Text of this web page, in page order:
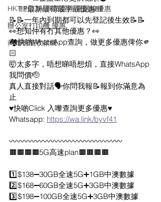
HKT PCCW 商業寬頻 電話線優惠
辦公室打印機 優惠
商鋪智能收款機
     ‼️‼️最新最荀最平最優惠‼️‼️
📝📝一年內到期都可以先登記後生效📝📝
👀想知仲有冇其他優惠？👀
🏘️快啲WhatsApp查詢，做更多優惠俾你🫵
🏻
🤯太多字，唔想睇唔想煩，直接WhatsApp
我問價🫡
真人直接對話🗣️你問我報📝報到你滿意為
止
♥️快啲Click 入嚟查詢更多優惠♥️
Whatsapp: https://wa.link/byvf41
〰️〰️〰️〰️〰️〰️〰️〰️〰️〰️〰️〰️〰️〰️〰️
🟧🟧🟧🟧5G高速plan🟧🟧🟧🟧
1️⃣$138➖30GB全速5G➕1GB中澳數據
2️⃣$168➖60GB全速5G➕3GB中澳數據
3️⃣$198➖100GB全速5G➕3GB中澳數據